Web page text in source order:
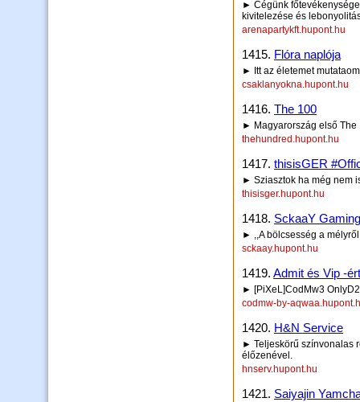
► Cégünk
kivitelezése és
arenapartykft.hupont.hu
1415. Flóra naplója
► Itt az életemet
csaklanyokna.hupont.hu
1416. The 100
► Magyarország első The
thehundred.hupont.hu
1417. thisisGER
► Sziasztok ha még nem
thisisger.hupont.hu
1418. SckaaY Gaming
► ,,A bölcsesség a
sckaay.hupont.hu
1419. Admit és Vip -
► [PiXeL]CodMw3
codmw-by-
1420. H&N Service
► Teljeskörű színvonalas
élőzenével.
hnserv.hupont.hu
1421. Saiyajin